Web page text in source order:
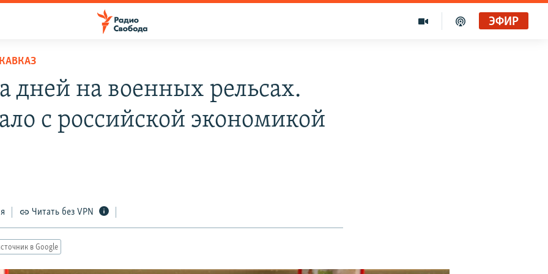
ЭФИР
дней на военных рельсах.
с российской экономикой
Читать без VPN
в Google